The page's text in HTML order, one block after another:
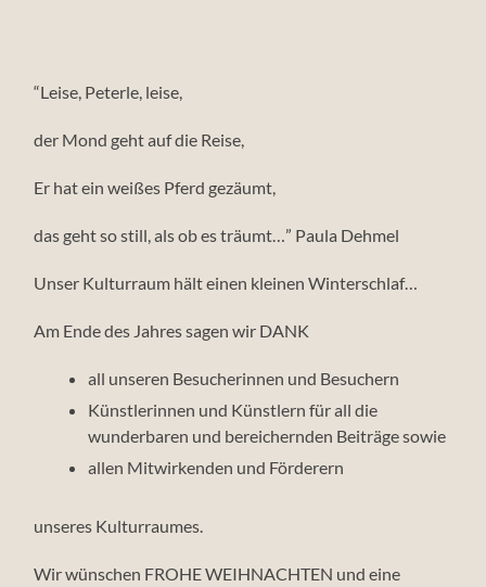
“Leise, Peterle, leise,
der Mond geht auf die Reise,
Er hat ein weißes Pferd gezäumt,
das geht so still, als ob es träumt…” Paula Dehmel
Unser Kulturraum hält einen kleinen Winterschlaf…
Am Ende des Jahres sagen wir DANK
all unseren Besucherinnen und Besuchern
Künstlerinnen und Künstlern für all die
wunderbaren und bereichernden Beiträge sowie
allen Mitwirkenden und Förderern
unseres Kulturraumes.
Wir wünschen FROHE WEIHNACHTEN und eine